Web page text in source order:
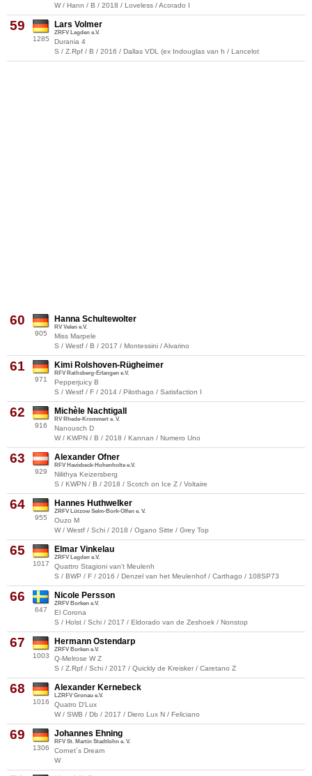
W / Hann / B / 2018 / Loveless / Acorado I
59
1285
Lars Volmer
ZRFV Legden e.V.
Durania 4
S / Z.Rpf / B / 2016 / Dallas VDL (ex Indouglas van h / Lancelot
60
905
Hanna Schultewolter
RV Velen e.V.
Miss Marpele
S / Westf / B / 2017 / Montessini / Alvarino
61
971
Kimi Rolshoven-Rügheimer
RFV Rathsberg-Erlangen e.V.
Pepperjuicy B
S / Westf / F / 2014 / Pilothago / Satisfaction I
62
916
Michèle Nachtigall
RV Rhede-Krommert e. V.
Nanousch D
W / KWPN / B / 2018 / Kannan / Numero Uno
63
929
Alexander Ofner
RFV Havixbeck-Hohenholte e.V.
Nilithya Keizersberg
S / KWPN / B / 2018 / Scotch on Ice Z / Voltaire
64
955
Hannes Huthwelker
ZRFV Lützow Selm-Bork-Olfen e. V.
Ouzo M
W / Westf / Schi / 2018 / Ogano Sitte / Grey Top
65
1017
Elmar Vinkelau
ZRFV Legden e.V.
Quattro Stagioni van't Meulenh
S / BWP / F / 2016 / Denzel van het Meulenhof / Carthago / 108SP73
66
647
Nicole Persson
ZRFV Borken e.V.
El Corona
S / Holst / Schi / 2017 / Eldorado van de Zeshoek / Nonstop
67
1003
Hermann Ostendarp
ZRFV Borken e.V.
Q-Melrose W Z
S / Z.Rpf / Schi / 2017 / Quickly de Kreisker / Caretano Z
68
1016
Alexander Kernebeck
LZRFV Gronau e.V.
Quatro D'Lux
W / SWB / Db / 2017 / Diero Lux N / Feliciano
69
1306
Johannes Ehning
RFV St. Martin Stadtlohn e. V.
Cornet´s Dream
W